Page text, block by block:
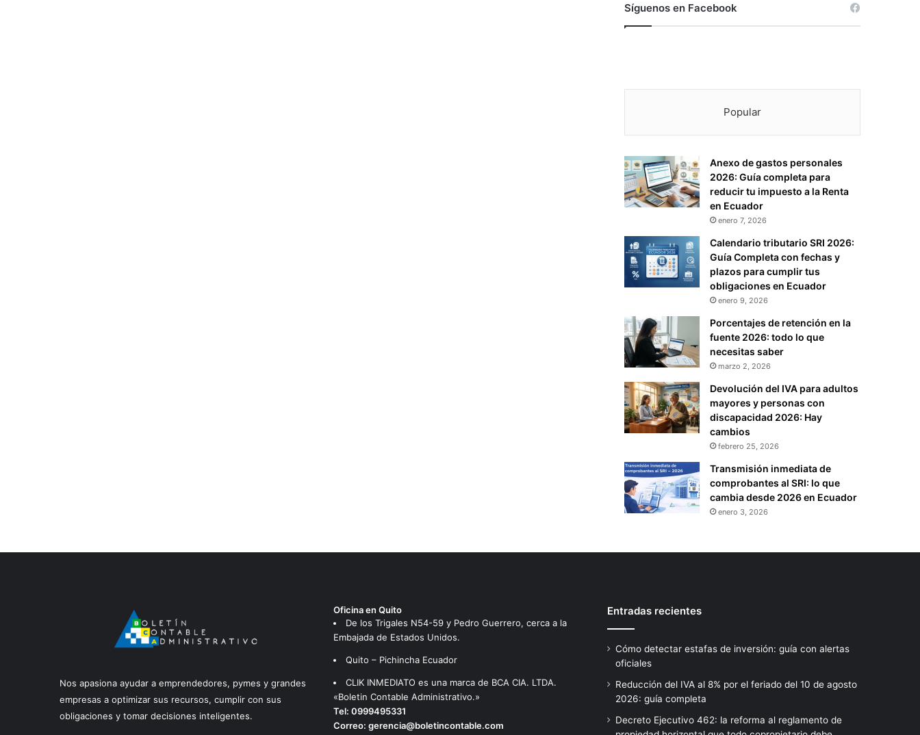
Síguenos en Facebook
Popular
Anexo de gastos personales
2026: Guía completa para
reducir tu impuesto a la Renta
en Ecuador
enero 7, 2026
Calendario tributario SRI 2026:
Guía Completa con fechas y
plazos para cumplir tus
obligaciones en Ecuador
enero 9, 2026
Porcentajes de retención en la
fuente 2026: todo lo que
necesitas saber
marzo 2, 2026
Devolución del IVA para adultos
mayores y personas con
discapacidad 2026: Hay
cambios
febrero 25, 2026
Transmisión inmediata de
comprobantes al SRI: lo que
cambia desde 2026 en Ecuador
enero 3, 2026
Nos apasiona ayudar a emprendedores, pymes y grandes
empresas a optimizar sus recursos, cumplir con sus
obligaciones y tomar decisiones inteligentes.
Oficina en Quito
De los Trigales N54-59 y Pedro Guerrero, cerca a la
Embajada de Estados Unidos.
Quito – Pichincha Ecuador
CLIK INMEDIATO es una marca de BCA CIA. LTDA.
«Boletin Contable Administrativo.»
Tel: 0999495331
Correo: gerencia@boletincontable.com
Entradas recientes
Cómo detectar estafas de inversión: guía con alertas
oficiales
Reducción del IVA al 8% por el feriado del 10 de agosto
2026: guía completa
Decreto Ejecutivo 462: la reforma al reglamento de